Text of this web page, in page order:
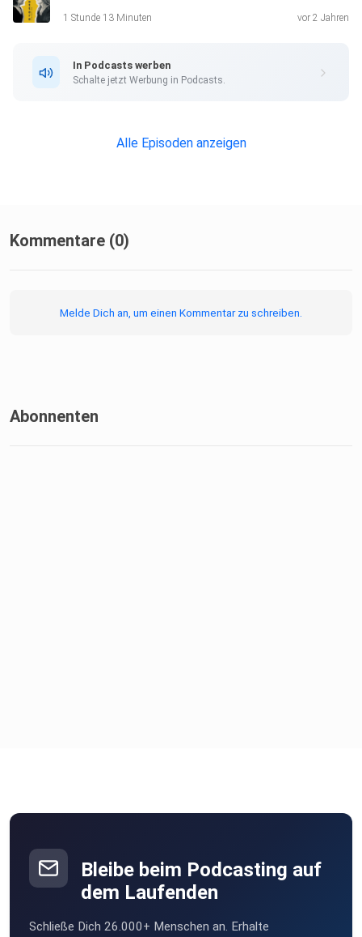
1 Stunde 13 Minuten vor 2 Jahren
In Podcasts werben
Schalte jetzt Werbung in Podcasts.
Alle Episoden anzeigen
Kommentare (0)
Melde Dich an, um einen Kommentar zu schreiben.
Abonnenten
Bleibe beim Podcasting auf
dem Laufenden
Schließe Dich 26.000+ Menschen an. Erhalte